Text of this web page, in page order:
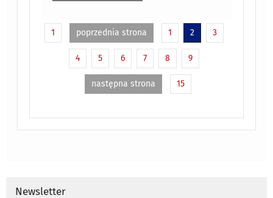
1 poprzednia strona 1 2 3
4 5 6 7 8 9
następna strona 15
Newsletter